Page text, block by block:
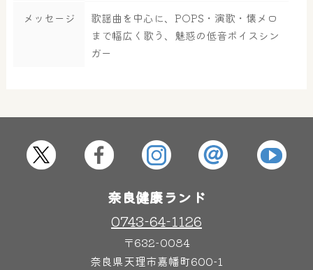
大浴場
屋内レジャープール グルメ
その他施設 ご宿泊
メッセージ
歌謡曲を中心に、POPS・演歌・懐メロ
まで幅広く歌う、魅惑の低音ボイスシン
ガー
奈良健康ランド
0743-64-1126
〒632-0084
奈良県天理市嘉幡町600-1